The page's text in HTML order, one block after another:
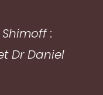
:
Dr Daniel